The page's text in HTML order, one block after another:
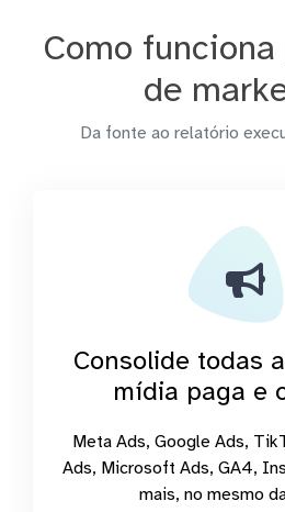
Como
de
Da fonte ao relatório
Consolide todas
mídia paga e
Meta Ads, Google Ads,
Ads, Microsoft Ads, GA4,
mais, no mesmo